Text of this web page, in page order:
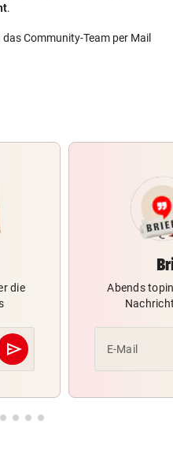
.
das Community-Team per Mail
die
send
Abschicken
Abends
E-Mail